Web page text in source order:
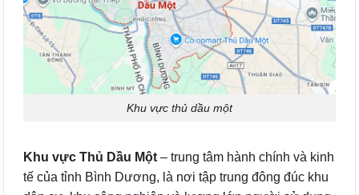
Khu vực thủ dầu một
Khu vực Thủ Dầu Một – trung tâm hành chính và kinh
tế của tỉnh Bình Dương, là nơi tập trung đông đúc khu